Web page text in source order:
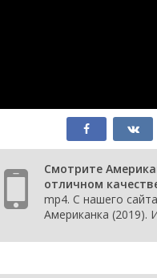
Смотрите
отличном
mp4. С нашего
Американка (2019).